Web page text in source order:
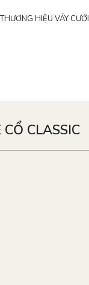
THƯƠNG HIỆU VÁY CƯỚI
CLASSIC